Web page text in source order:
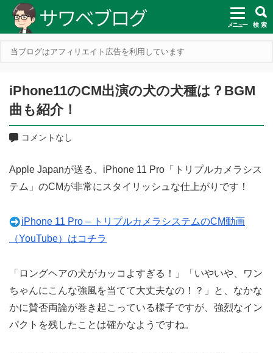
メニュー 検 索
当ブログはアフィリエイト広告を利用しています
iPhone11のCM出演の犬の犬種は？BGM
曲も紹介！
コメントなし
Apple Japanが送る、iPhone 11 Pro「トリプルカメラシス
テム」のCMが非常にスタイリッシュな仕上がりです！
iPhone 11 Pro – トリプルカメラシステムのCM動画
（YouTube）はコチラ
「ロングヘアの犬がカッコよすぎる！」「いやいや、ワン
ちゃんにこんな強風を当てて大丈夫なの！？」と、なかな
かに賛否両論が巻き起こっている様子ですが、強烈なイン
パクトを残したことは確かなようですね。